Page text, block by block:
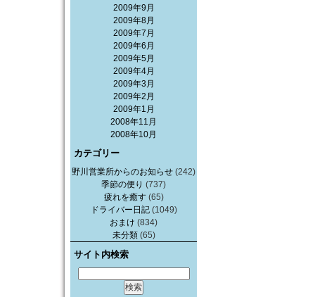
2009年9月
2009年8月
2009年7月
2009年6月
2009年5月
2009年4月
2009年3月
2009年2月
2009年1月
2008年11月
2008年10月
カテゴリー
野川営業所からのお知らせ (242)
季節の便り (737)
疲れを癒す(65)
ドライバー日記(1049)
おまけ (834)
未分類(65)
サイト内検索